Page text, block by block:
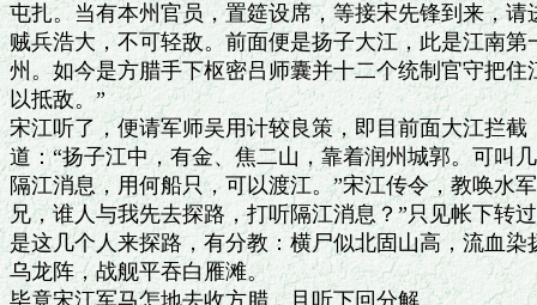
屯扎。当有本州官员，置筵设席，等接宋先锋到来，请
贼兵浩大，不可轻敌。前面便是扬子大江，此是江南
州。如今是方腊手下枢密吕师囊并十二个统制官守把
以抵敌。”
宋江听了，便请军师吴用计较良策，即目前面大江拦
道：“扬子江中，有金、焦二山，靠着润州城郭。可叫
隔江消息，用何船只，可以渡江。”宋江传令，教唤水
兄，谁人与我先去探路，打听隔江消息？”只见帐下转
是这几个人来探路，有分教：横尸似北固山高，流血
乌龙阵，战舰平吞白雁滩。